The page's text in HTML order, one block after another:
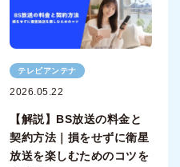
テレビアンテナ
2026.05.22
【解説】BS放送の料金と
契約方法｜損をせずに衛星
放送を楽しむためのコツを